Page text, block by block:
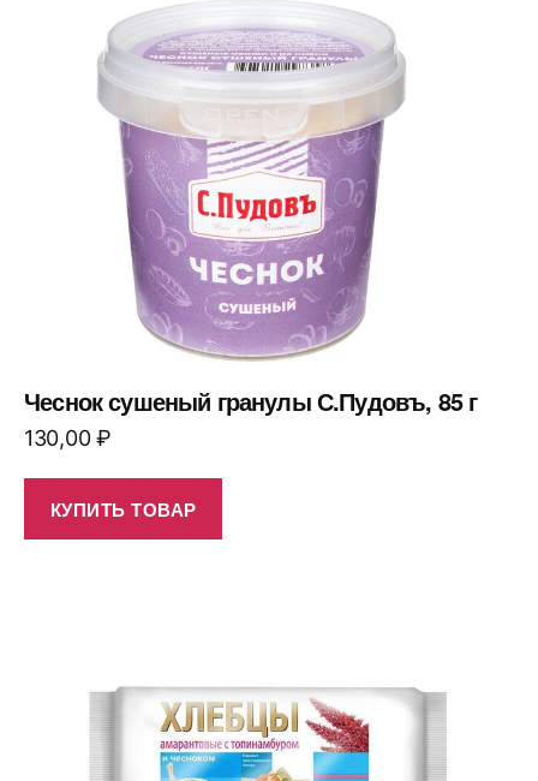
Чеснок сушеный гранулы С.Пудовъ, 85 г
130,00₽
КУПИТЬ ТОВАР